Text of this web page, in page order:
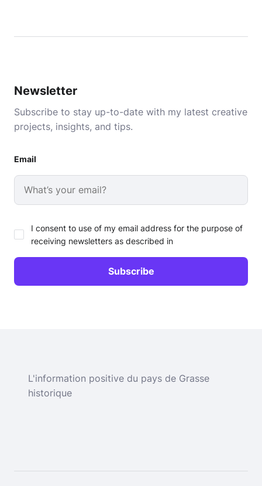
Newsletter
Subscribe to stay up-to-date with my latest creative
projects, insights, and tips.
Email
I consent to use of my email address for the purpose of
receiving newsletters as described in
L'information positive du pays de Grasse
historique